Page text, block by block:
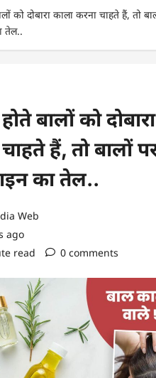
को दोबारा काला करना चाहते हैं, तो
तेल..
बालों को
हैं, तो बालों
का तेल..
Web
ago
read
0 comments